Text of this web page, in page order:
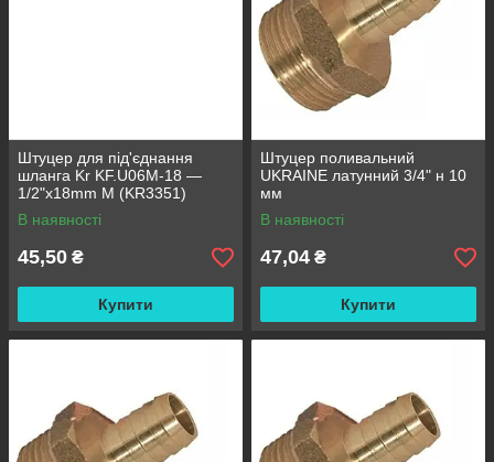
Штуцер для під'єднання
шланга Kr KF.U06M-18 —
1/2"x18mm M (KR3351)
В наявності
45,50 ₴
Купити
Штуцер поливальний
UKRAINE латунний 3/4" н 10
мм
В наявності
47,04 ₴
Купити